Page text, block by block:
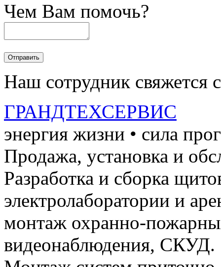
Чем Вам помочь?
Наш сотрудник свяжется
ГРАНДТЕХСЕРВИС
энергия жизни • сила
Продажа, установка и
Разработка и сборка
электролаборатории и
монтаж охранно-
видеонаблюдения, СКУД.